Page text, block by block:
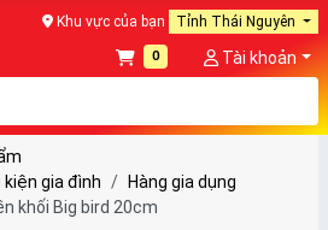
Khu vực của bạn Tỉnh Thái Nguyên
0 Tài khoản
gia đình
Hàng gia dụng
khối Big bird 20cm